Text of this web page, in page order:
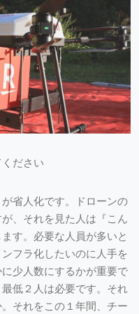
ださい
省人化です。ドローンの
、それを見た人は『こん
す。必要な人員が多いと
フラ化したいのに人手を
少人数にするかが重要で
低２人は必要です。それ
それをこの１年間、チー